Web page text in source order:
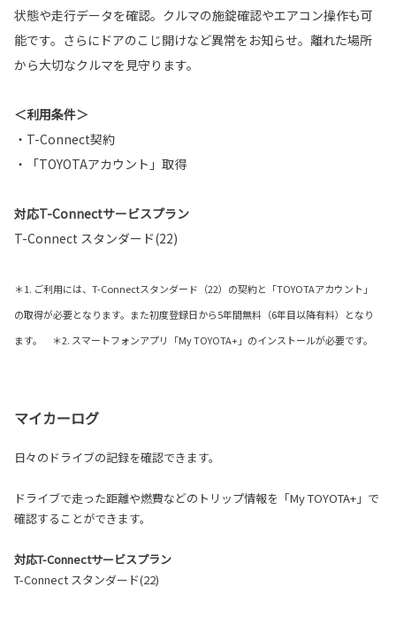
状態や走行データを確認。クルマの施錠確認やエアコン操作も可
能です。さらにドアのこじ開けなど異常をお知らせ。離れた場所
から大切なクルマを見守ります。
＜利用条件＞
・T-Connect契約
・「TOYOTAアカウント」取得
対応T-Connectサービスプラン
T-Connect スタンダード(22)
＊1. ご利用には、T-Connectスタンダード（22）の契約と「TOYOTAアカウント」
の取得が必要となります。また初度登録日から5年間無料（6年目以降有料）となり
ます。 ＊2. スマートフォンアプリ「My TOYOTA+」のインストールが必要です。
マイカーログ
日々のドライブの記録を確認できます。
ドライブで走った距離や燃費などのトリップ情報を「My TOYOTA+」で
確認することができます。
対応T-Connectサービスプラン
T-Connect スタンダード(22)